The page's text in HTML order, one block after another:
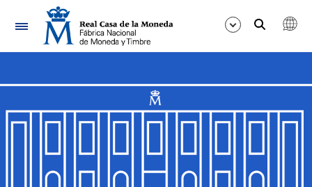
Navegación
Mostrar/Ocultar
Mostrar/Ocultar